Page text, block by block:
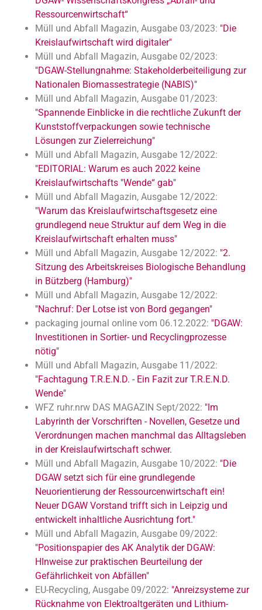
Ressourcenwirtschaft“
Müll und Abfall Magazin, Ausgabe 03/2023: "Die
Kreislaufwirtschaft wird digitaler"
Müll und Abfall Magazin, Ausgabe 02/2023:
"DGAW-Stellungnahme: Stakeholderbeiteiligung zur
Nationalen Biomassestrategie (NABIS)"
Müll und Abfall Magazin, Ausgabe 01/2023:
"Spannende Einblicke in die rechtliche Zukunft der
Kunststoffverpackungen sowie technische
Lösungen zur Zielerreichung"
Müll und Abfall Magazin, Ausgabe 12/2022:
"EDITORIAL: Warum es auch 2022 keine
Kreislaufwirtschafts "Wende“ gab"
Müll und Abfall Magazin, Ausgabe 12/2022:
"Warum das Kreislaufwirtschaftsgesetz eine
grundlegend neue Struktur auf dem Weg in die
Kreislaufwirtschaft erhalten muss"
Müll und Abfall Magazin, Ausgabe 12/2022: "2.
Sitzung des Arbeitskreises Biologische Behandlung
in Bützberg (Hamburg)"
Müll und Abfall Magazin, Ausgabe 12/2022:
"Nachruf: Der Lotse ist von Bord gegangen"
packaging journal online vom 06.12.2022: "DGAW:
Investitionen in Sortier- und Recyclingprozesse
nötig"
Müll und Abfall Magazin, Ausgabe 11/2022:
"Fachtagung T.R.E.N.D. - Ein Fazit zur T.R.E.N.D.
Wende"
WFZ ruhr.nrw DAS MAGAZIN Sept/2022: "Im
Labyrinth der Vorschriften - Novellen, Gesetze und
Verordnungen machen manchmal das Alltagsleben
in der Kreislaufwirtschaft schwer.
Müll und Abfall Magazin, Ausgabe 10/2022: "Die
DGAW setzt sich für eine grundlegende
Neuorientierung der Ressourcenwirtschaft ein!
Neuer DGAW Vorstand trifft sich in Leipzig und
entwickelt inhaltliche Ausrichtung fort."
Müll und Abfall Magazin, Ausgabe 09/2022:
"Positionspapier des AK Analytik der DGAW:
HInweise zur praktischen Beurteilung der
Gefährlichkeit von Abfällen"
EU-Recycling, Ausgabe 09/2022: "Anreizsysteme zur
Rücknahme von Elektroaltgeräten und Lithium-